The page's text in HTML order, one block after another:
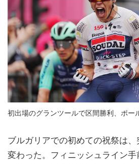
初出場のグランツールで区間勝利、ポー
ブルガリアでの初めての祝祭は
変わった。フィニッシュライン